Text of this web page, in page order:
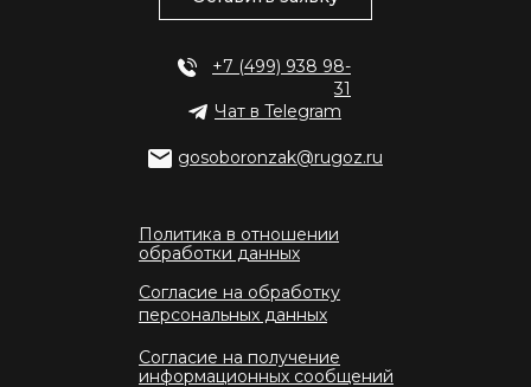
Согласие на обработку
персональных данных
Чат в Telegram
Политика в отношении
обработки данных
Согласие на получение
информационных сообщений
gosoboronzak@rugoz.ru
+7 (499) 938 98-
31